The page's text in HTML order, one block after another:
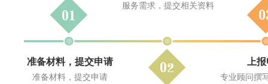
准备材料，提交申请
准备材料，提交申请
服务需求，提交相关资料
上
专业顾问撰